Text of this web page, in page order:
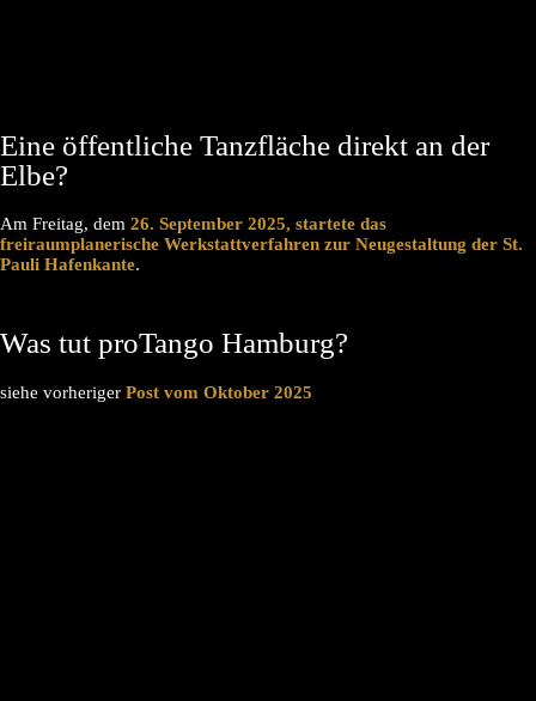
Eine öffentliche Tanzfläche direkt an der
Elbe?
Am Freitag, dem 26. September 2025, startete das
freiraumplanerische Werkstattverfahren zur Neugestaltung der St.
Pauli Hafenkante.
Was tut proTango Hamburg?
siehe vorheriger Post vom Oktober 2025